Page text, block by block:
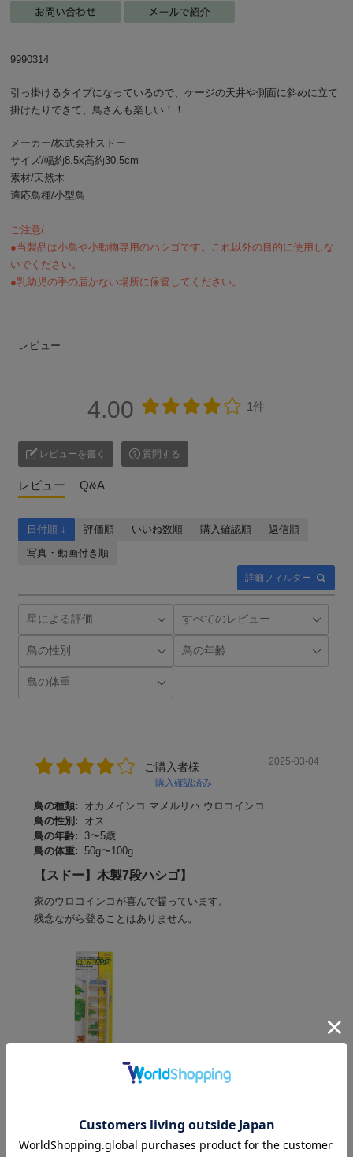
9990314
引っ掛けるタイプになっているので、ケージの天井や側面に斜めに立て
掛けたりできて、鳥さんも楽しい！！
メーカー/株式会社スドー
サイズ/幅約8.5x高約30.5cm
素材/天然木
適応鳥種/小型鳥
ご注意/
●当製品は小鳥や小動物専用のハシゴです。これ以外の目的に使用しな
いでください。
●乳幼児の手の届かない場所に保管してください。
レビュー
4.00 1件
レビューを書く 質問する
レビュー Q&A
詳細フィルター
日付順 ↓ 評価順 いいね数順 購入確認順
返信順
写真・動画付き順
ご購入者様
購入確認済み
2025-03-04
鳥の種類:
オカメインコ マメルリハ ウロコインコ
鳥の性別:
オス
鳥の年齢:
3〜5歳
鳥の体重: 50g〜100g
【スドー】木製7段ハシゴ】
家のウロコインコが喜んで齧っています。
残念ながら登ることはありません。
サイトからの返信